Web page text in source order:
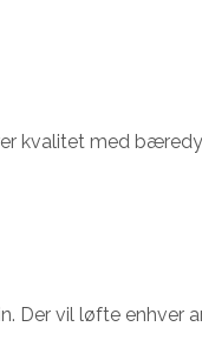
kvalitet med
Der vil løfte enhver